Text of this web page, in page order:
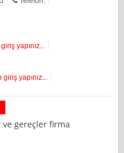
yapınız...
yapınız...
ve gereçler firma